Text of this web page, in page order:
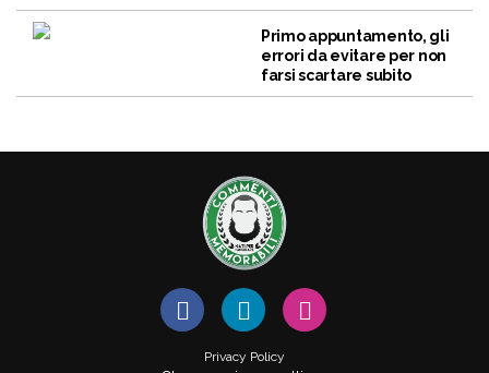
Primo appuntamento, gli
errori da evitare per non
farsi scartare subito
Privacy Policy